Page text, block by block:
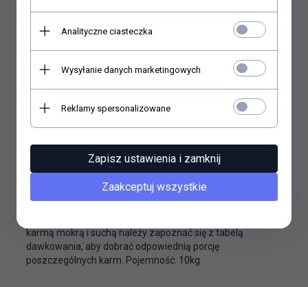
specjalnie opracowanym krokietom.Karma ROYAL CANIN®
Digestive Care zawiera wysokostrawne białka (L.I.P.)
sprzyjające prawidłowemu trawieniu i ochronie układu
pokarmowego.Receptura oparta na unikalnej kompozycji
prebiotyków i włókna (w tym psyllium) wpływa korzystnie
również wpływa na zmniejszenie ilości odchodów i
konsystencję kału.Krokiety karmy ROYAL CANIN® Digestive
jedzenia i dokładniejszego rozgryzania, co wpływa na
lepsze trawienie.Udowodniona skuteczność: o 49% mniej
odchodów po 10 dniach stosowania wyłącznie karmy
Digestive Care.Mając na uwadze preferencje żywieniowe
karmą mokrą i suchą należy zapoznać się z tabelą
dawkowania, aby dobrać odpowiednią porcję
poszczególnych karm. Pojemność: 10kg
Analityczne ciasteczka
Wysyłanie danych marketingowych
Reklamy spersonalizowane
Zapisz ustawienia i zamknij
Zaakceptuj wszystkie